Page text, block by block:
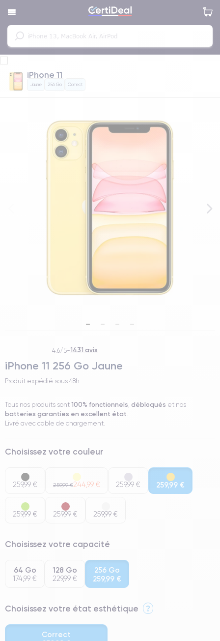
iPhone 11
Jaune 256 Go Correct
4.6/5-1431 avis
iPhone 11 256 Go Jaune
Produit expédié sous 48h
Tous nos produits sont 100% fonctionnels, débloqués et nos
batteries garanties en excellent état.
Livré avec cable de chargement.
Choisissez votre couleur
259,99 € 259,99 €244,99 € 259,99 € 259,99 €
259,99 € 259,99 € 259,99 €
Choisissez votre capacité
64 Go
174,99 €
128 Go
229,99 €
256 Go
259,99 €
Choisissez votre état esthétique ?
Correct